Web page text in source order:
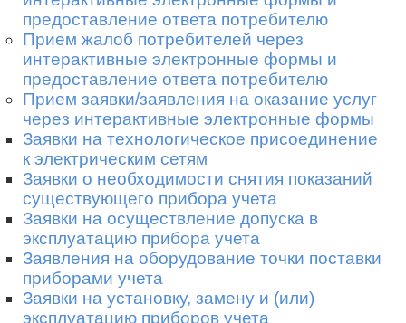
предоставление ответа потребителю
Прием жалоб потребителей через
интерактивные электронные формы и
предоставление ответа потребителю
Прием заявки/заявления на оказание услуг
через интерактивные электронные формы
Заявки на технологическое присоединение
к электрическим сетям
Заявки о необходимости снятия показаний
существующего прибора учета
Заявки на осуществление допуска в
эксплуатацию прибора учета
Заявления на оборудование точки поставки
приборами учета
Заявки на установку, замену и (или)
эксплуатацию приборов учета